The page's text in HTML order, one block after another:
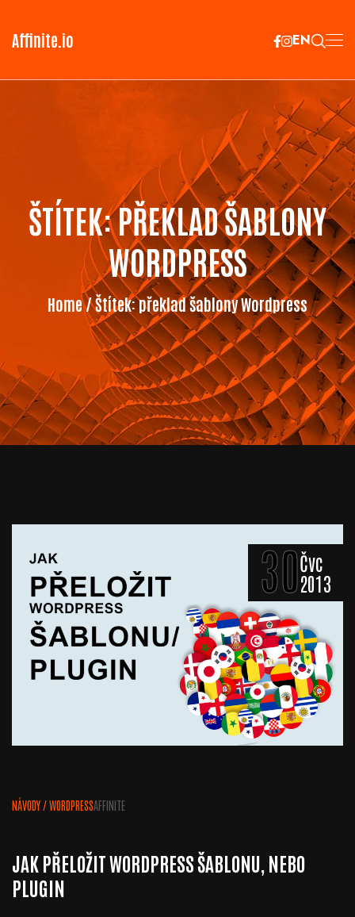
Affinite.io EN
ŠTÍTEK:PŘEKLAD ŠABLONY
WORDPRESS
Home/ Štítek:překlad šablony Wordpress
30Čvc
2013
NÁVODY /WORDPRESSAFFINITE
JAK PŘELOŽIT WORDPRESS ŠABLONU, NEBO
PLUGIN